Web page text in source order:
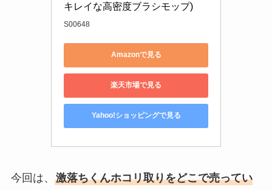
キレイな高密度ブラシモップ)
S00648
Amazonで見る
楽天市場で見る
Yahoo!ショッピングで見る
今回は、 激落ちくんホコリ取りをどこで売ってい